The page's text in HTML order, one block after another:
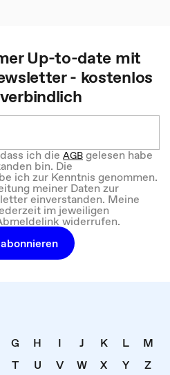
Up-to-date mit
- kostenlos
ich dieAGBgelesen habe
bin. Die
ich zur Kenntnis genommen.
meiner Daten zur
einverstanden. Meine
im jeweiligen
widerrufen.
G H I J K L
M
T U V W X Y
Z